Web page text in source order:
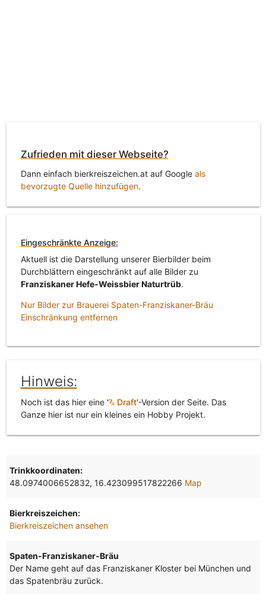
Zufrieden mit dieser Webseite?
Dann einfach bierkreiszeichen.at auf Google als
bevorzugte Quelle hinzufügen.
Eingeschränkte Anzeige:
Aktuell ist die Darstellung unserer Bierbilder beim
Durchblättern eingeschränkt auf alle Bilder zu
Franziskaner Hefe-Weissbier Naturtrüb.
Nur Bilder zur Brauerei Spaten-Franziskaner-Bräu
Einschränkung entfernen
Hinweis:
Noch ist das hier eine ' Draft'-Version der Seite. Das
Ganze hier ist nur ein kleines ein Hobby Projekt.
Trinkkoordinaten:
48.0974006652832, 16.423099517822266 Map
Bierkreiszeichen:
Bierkreiszeichen ansehen
Spaten-Franziskaner-Bräu
Der Name geht auf das Franziskaner Kloster bei München und
das Spatenbräu zurück.